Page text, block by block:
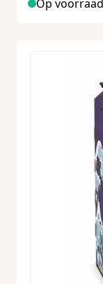
Op voorraad